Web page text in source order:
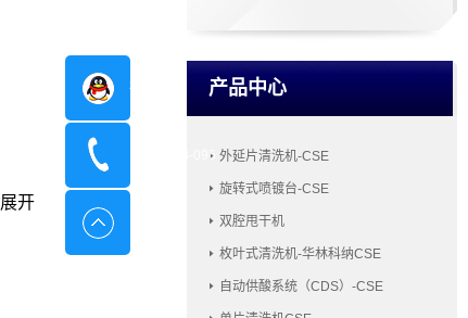
产品中心
外延片清洗机-CSE
旋转式喷镀台-CSE
双腔甩干机
枚叶式清洗机-华林科纳CSE
自动供酸系统（CDS）-CSE
在线咨询
400-8798-096
展开